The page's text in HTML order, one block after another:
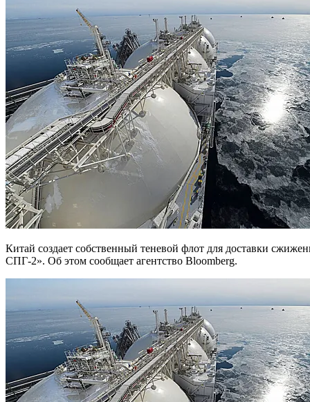
Китай создает собственный теневой флот для доставки сжиженного природного газа с российского проекта «Арктик
СПГ-2». Об этом сообщает агентство Bloomberg.